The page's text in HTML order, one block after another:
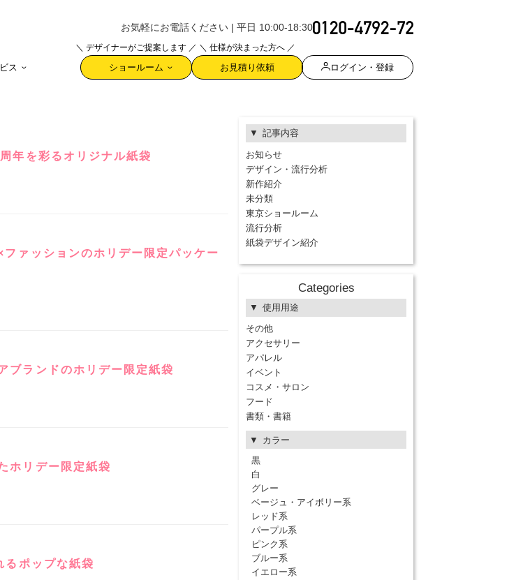
お気軽にお電話ください | 平日 10:00-18:30
ス
＼ デザイナーがご提案します ／
ショールーム
＼ 仕様が決まった方へ ／
お見積り依頼 ログイン・登録
年を彩るオリジナル紙袋
ァッションのホリデー限定パッケー
ブランドのホリデー限定紙袋
ホリデー限定紙袋
るポップな紙袋
記事内容
お知らせ
デザイン・流行分析
新作紹介
未分類
東京ショールーム
流行分析
紙袋デザイン紹介
Categories
使用用途
その他
アクセサリー
アパレル
イベント
コスメ・サロン
フード
書類・書籍
カラー
黒
白
グレー
ベージュ・アイボリー系
レッド系
パープル系
ピンク系
ブルー系
イエロー系